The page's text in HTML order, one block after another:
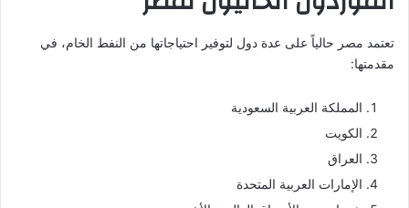
تعتمد مصر حالياً على عدة دول لتوفير احتياجاتها من النفط الخام، في
مقدمتها:
المملكة العربية السعودية
الكويت
العراق
الإمارات العربية المتحدة